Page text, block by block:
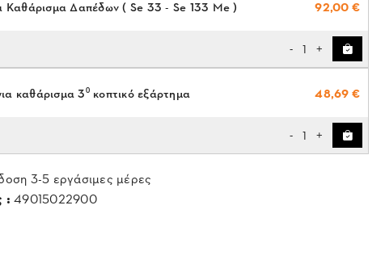
Καθάρισμα Δαπέδων ( Se 33 - Se 133 Me ) 92,00 €
- 1 +
καθάρισμα 3⁰ κοπτικό εξάρτημα 48,69 €
- 1 +
3-5 εργάσιμες μέρες
: 49015022900